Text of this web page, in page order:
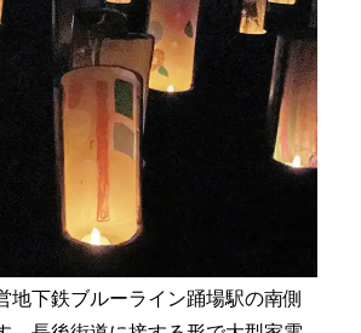
地下鉄ブルーライン踊場駅の南側